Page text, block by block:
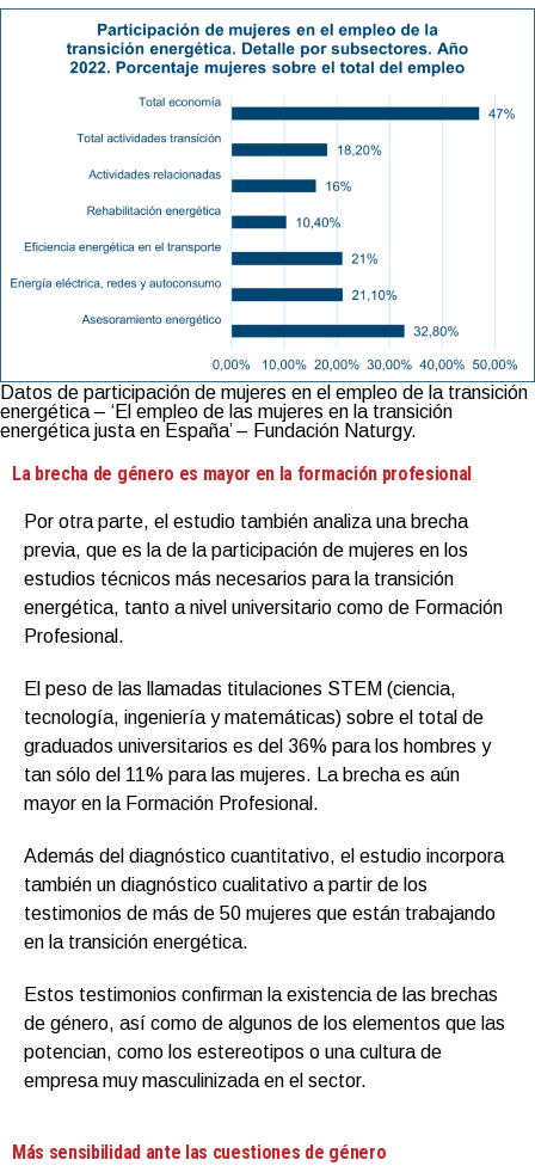
Datos de participación de mujeres en el empleo de la transición
energética – ‘El empleo de las mujeres en la transición
energética justa en España’ – Fundación Naturgy.
La brecha de género es mayor en la formación profesional
Por otra parte, el estudio también analiza una brecha
previa, que es la de la participación de mujeres en los
estudios técnicos más necesarios para la transición
energética, tanto a nivel universitario como de Formación
Profesional.
El peso de las llamadas titulaciones STEM (ciencia,
tecnología, ingeniería y matemáticas) sobre el total de
graduados universitarios es del 36% para los hombres y
tan sólo del 11% para las mujeres. La brecha es aún
mayor en la Formación Profesional.
Además del diagnóstico cuantitativo, el estudio incorpora
también un diagnóstico cualitativo a partir de los
testimonios de más de 50 mujeres que están trabajando
en la transición energética.
Estos testimonios confirman la existencia de las brechas
de género, así como de algunos de los elementos que las
potencian, como los estereotipos o una cultura de
empresa muy masculinizada en el sector.
Más sensibilidad ante las cuestiones de género